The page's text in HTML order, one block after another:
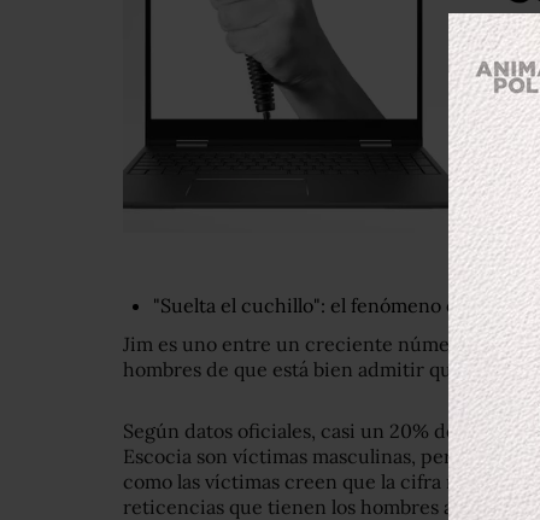
"Suelta el cuchillo": el fenómeno oculto de
Jim es uno entre un creciente número de
hombres de que está bien admitir que han
Según datos oficiales, casi un 20% de los
Escocia son víctimas masculinas, pero tanto
como las víctimas creen que la cifra realse
reticencias que tienen los hombres a contarlo.